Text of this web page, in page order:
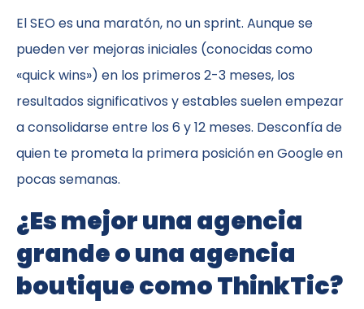
El SEO es una maratón, no un sprint. Aunque se
pueden ver mejoras iniciales (conocidas como
«quick wins») en los primeros 2-3 meses, los
resultados significativos y estables suelen empezar
a consolidarse entre los 6 y 12 meses. Desconfía de
quien te prometa la primera posición en Google en
pocas semanas.
¿Es mejor una agencia
grande o una agencia
boutique como ThinkTic?